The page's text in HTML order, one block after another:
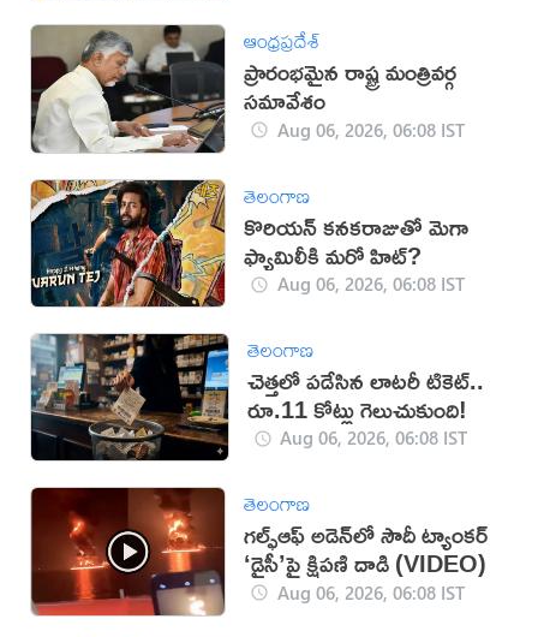
ఆంధ్రప్రదేశ్
ప్రారంభమైన రాష్ట్ర మంత్రివర్గ
సమావేశం
Aug 06, 2026, 06:08 IST
తెలంగాణ
కొరియన్ కనకరాజుతో మెగా
ఫ్యామిలీకి మరో హిట్?
Aug 06, 2026, 06:08 IST
తెలంగాణ
చెత్తలో పడేసిన లాటరీ టికెట్..
రూ.11 కోట్లు గెలుచుకుంది!
Aug 06, 2026, 06:08 IST
తెలంగాణ
గల్ఫ్‌ఆఫ్‌ అడెన్‌లో సౌదీ ట్యాంకర్‌
‘డైసీ’పై క్షిపణి దాడి (VIDEO)
Aug 06, 2026, 06:08 IST